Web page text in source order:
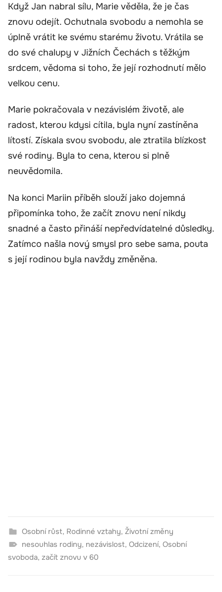
Když Jan nabral sílu, Marie věděla, že je čas
znovu odejít. Ochutnala svobodu a nemohla se
úplně vrátit ke svému starému životu. Vrátila se
do své chalupy v Jižních Čechách s těžkým
srdcem, vědoma si toho, že její rozhodnutí mělo
velkou cenu.
Marie pokračovala v nezávislém životě, ale
radost, kterou kdysi cítila, byla nyní zastíněna
lítostí. Získala svou svobodu, ale ztratila blízkost
své rodiny. Byla to cena, kterou si plně
neuvědomila.
Na konci Mariin příběh slouží jako dojemná
připomínka toho, že začít znovu není nikdy
snadné a často přináší nepředvídatelné důsledky.
Zatímco našla nový smysl pro sebe sama, pouta
s její rodinou byla navždy změněna.
Osobní růst, Rodinné vztahy, Životní změny
nesouhlas rodiny, nezávislost, Odcizení, Osobní
svoboda, začít znovu v 60